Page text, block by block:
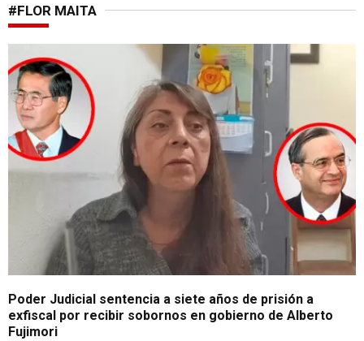
#FLOR MAITA
Justicia tras clandestinidad
Poder Judicial sentencia a siete años de prisión a
exfiscal por recibir sobornos en gobierno de Alberto
Fujimori